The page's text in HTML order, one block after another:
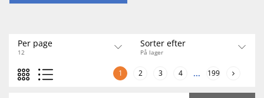
Per page
12
Sorter efter
På lager
1 2 3 4 ... 199